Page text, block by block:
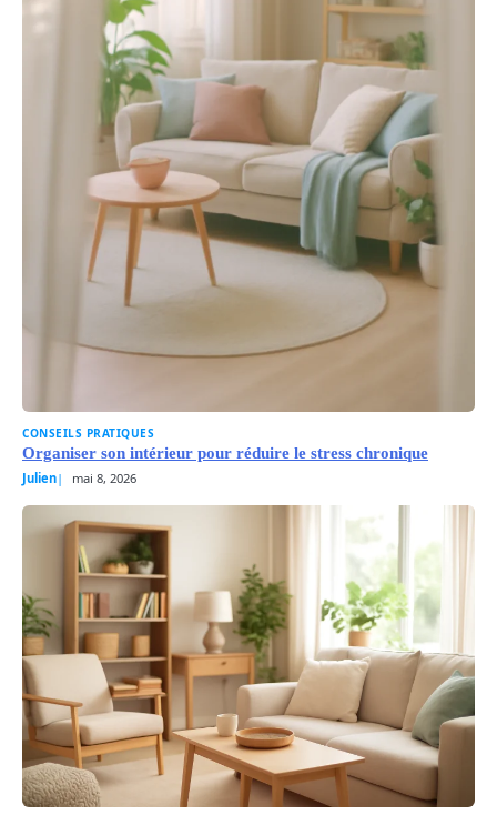
CONSEILS PRATIQUES
Organiser son intérieur pour réduire le stress chronique
Julien mai 8, 2026